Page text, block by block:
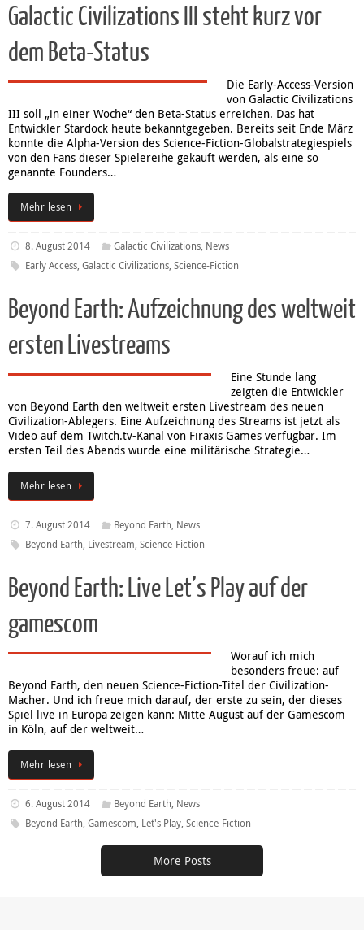
Galactic Civilizations III steht kurz vor
dem Beta-Status
Die Early-Access-Version
von Galactic Civilizations
III soll „in einer Woche“ den Beta-Status erreichen. Das hat
Entwickler Stardock heute bekanntgegeben. Bereits seit Ende März
konnte die Alpha-Version des Science-Fiction-Globalstrategiespiels
von den Fans dieser Spielereihe gekauft werden, als eine so
genannte Founders…
Mehr lesen
8. August 2014 Galactic Civilizations, News
Early Access, Galactic Civilizations, Science-Fiction
Beyond Earth: Aufzeichnung des weltweit
ersten Livestreams
Eine Stunde lang
zeigten die Entwickler
von Beyond Earth den weltweit ersten Livestream des neuen
Civilization-Ablegers. Eine Aufzeichnung des Streams ist jetzt als
Video auf dem Twitch.tv-Kanal von Firaxis Games verfügbar. Im
ersten Teil des Abends wurde eine militärische Strategie…
Mehr lesen
7. August 2014 Beyond Earth, News
Beyond Earth, Livestream, Science-Fiction
Beyond Earth: Live Let’s Play auf der
gamescom
Worauf ich mich
besonders freue: auf
Beyond Earth, den neuen Science-Fiction-Titel der Civilization-
Macher. Und ich freue mich darauf, der erste zu sein, der dieses
Spiel live in Europa zeigen kann: Mitte August auf der Gamescom
in Köln, auf der weltweit…
Mehr lesen
6. August 2014 Beyond Earth, News
Beyond Earth, Gamescom, Let's Play, Science-Fiction
More Posts